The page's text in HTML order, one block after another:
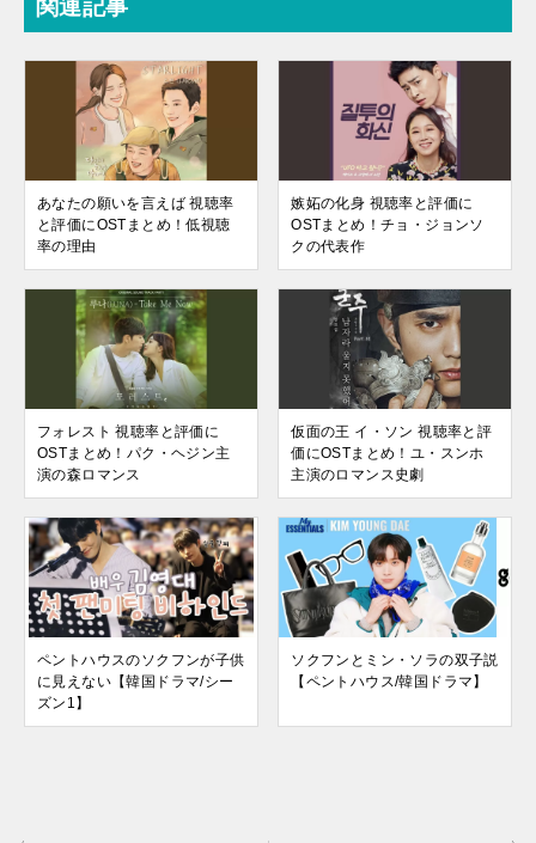
関連記事
あなたの願いを言えば 視聴率
と評価にOSTまとめ！低視聴
率の理由
嫉妬の化身 視聴率と評価に
OSTまとめ！チョ・ジョンソ
クの代表作
フォレスト 視聴率と評価に
OSTまとめ！パク・ヘジン主
演の森ロマンス
仮面の王 イ・ソン 視聴率と評
価にOSTまとめ！ユ・スンホ
主演のロマンス史劇
ペントハウスのソクフンが子供
に見えない【韓国ドラマ/シー
ズン1】
ソクフンとミン・ソラの双子説
【ペントハウス/韓国ドラマ】